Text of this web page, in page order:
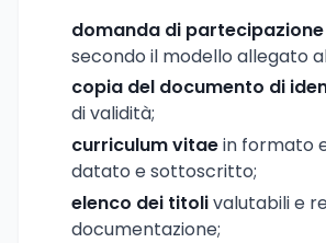
domanda di partecipazione
secondo il modello allegato
copia del documento di
di validità;
curriculum vitaein formato
datato e sottoscritto;
elenco dei titolivalutabili e
documentazione;